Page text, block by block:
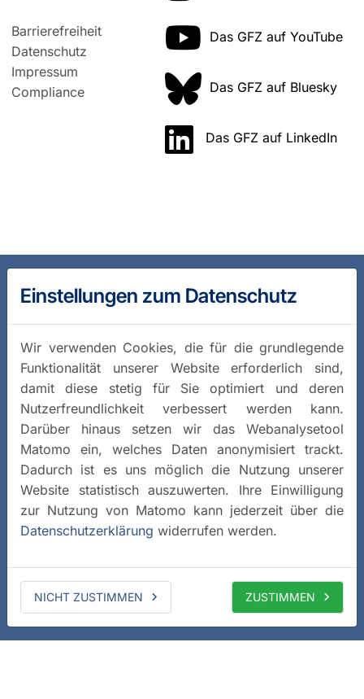
Barrierefreiheit
Datenschutz
Impressum
Compliance
Das GFZ auf YouTube
Das GFZ auf Bluesky
Das GFZ auf LinkedIn
Einstellungen zum Datenschutz
Wir verwenden Cookies, die für die grundlegende
Funktionalität unserer Website erforderlich sind,
damit diese stetig für Sie optimiert und deren
Nutzerfreundlichkeit verbessert werden kann.
Darüber hinaus setzen wir das Webanalysetool
Matomo ein, welches Daten anonymisiert trackt.
Dadurch ist es uns möglich die Nutzung unserer
Website statistisch auszuwerten. Ihre Einwilligung
zur Nutzung von Matomo kann jederzeit über die
Datenschutzerklärung widerrufen werden.
NICHT ZUSTIMMEN ZUSTIMMEN